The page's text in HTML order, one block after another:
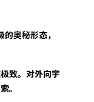
奥秘形态，
致。对外向宇
。